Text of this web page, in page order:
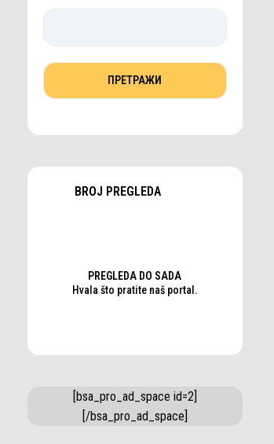
BROJ PREGLEDA
PREGLEDA DO SADA
Hvala što pratite naš portal.
[bsa_pro_ad_space id=2]
[/bsa_pro_ad_space]